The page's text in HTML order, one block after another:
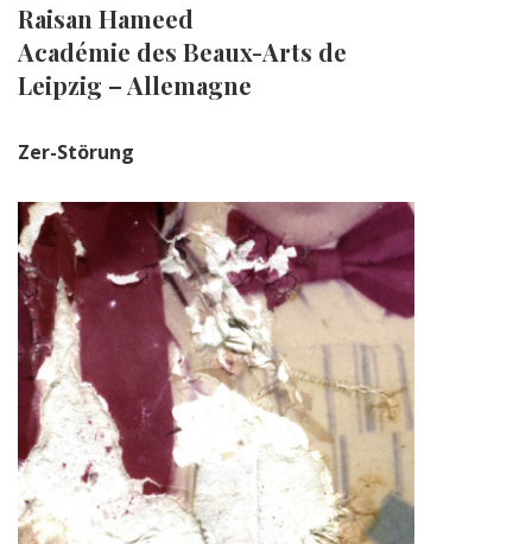
Raisan Hameed
Académie des Beaux-Arts de
Leipzig – Allemagne
Zer-Störung